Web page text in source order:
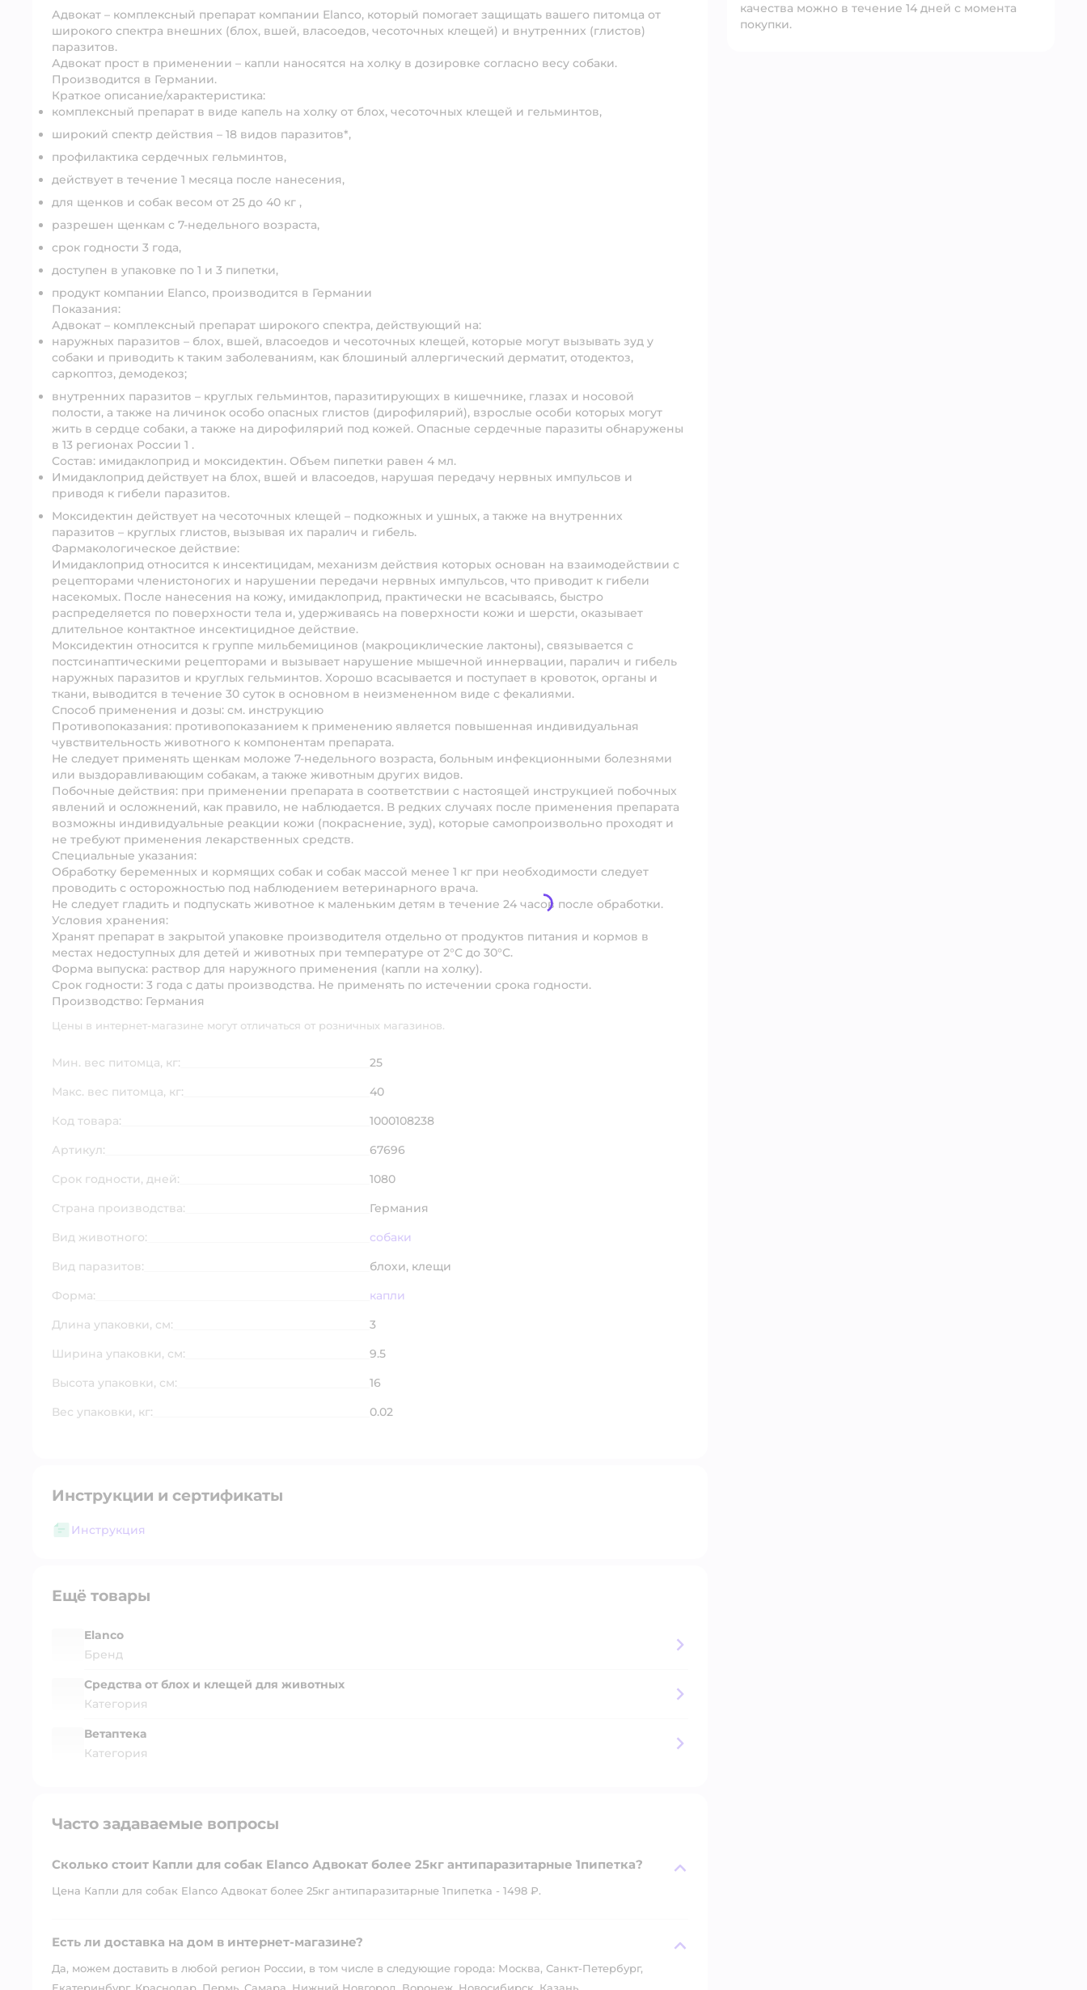
качества можно в течение 14 дней с момента
покупки.
Адвокат – комплексный препарат компании Elanco, который помогает защищать вашего питомца от
широкого спектра внешних (блох, вшей, власоедов, чесоточных клещей) и внутренних (глистов)
паразитов.
Адвокат прост в применении – капли наносятся на холку в дозировке согласно весу собаки.
Производится в Германии.
Краткое описание/характеристика:
комплексный препарат в виде капель на холку от блох, чесоточных клещей и гельминтов,
широкий спектр действия – 18 видов паразитов*,
профилактика сердечных гельминтов,
действует в течение 1 месяца после нанесения,
для щенков и собак весом от 25 до 40 кг ,
разрешен щенкам с 7-недельного возраста,
срок годности 3 года,
доступен в упаковке по 1 и 3 пипетки,
продукт компании Elanco, производится в Германии
Показания:
Адвокат – комплексный препарат широкого спектра, действующий на:
наружных паразитов – блох, вшей, власоедов и чесоточных клещей, которые могут вызывать зуд у
собаки и приводить к таким заболеваниям, как блошиный аллергический дерматит, отодектоз,
саркоптоз, демодекоз;
внутренних паразитов – круглых гельминтов, паразитирующих в кишечнике, глазах и носовой
полости, а также на личинок особо опасных глистов (дирофилярий), взрослые особи которых могут
жить в сердце собаки, а также на дирофилярий под кожей. Опасные сердечные паразиты обнаружены
в 13 регионах России 1 .
Состав: имидаклоприд и моксидектин. Объем пипетки равен 4 мл.
Имидаклоприд действует на блох, вшей и власоедов, нарушая передачу нервных импульсов и
приводя к гибели паразитов.
Моксидектин действует на чесоточных клещей – подкожных и ушных, а также на внутренних
паразитов – круглых глистов, вызывая их паралич и гибель.
Фармакологическое действие:
Имидаклоприд относится к инсектицидам, механизм действия которых основан на взаимодействии с
рецепторами членистоногих и нарушении передачи нервных импульсов, что приводит к гибели
насекомых. После нанесения на кожу, имидаклоприд, практически не всасываясь, быстро
распределяется по поверхности тела и, удерживаясь на поверхности кожи и шерсти, оказывает
длительное контактное инсектицидное действие.
Моксидектин относится к группе мильбемицинов (макроциклические лактоны), связывается с
постсинаптическими рецепторами и вызывает нарушение мышечной иннервации, паралич и гибель
наружных паразитов и круглых гельминтов. Хорошо всасывается и поступает в кровоток, органы и
ткани, выводится в течение 30 суток в основном в неизмененном виде с фекалиями.
Способ применения и дозы: см. инструкцию
Противопоказания: противопоказанием к применению является повышенная индивидуальная
чувствительность животного к компонентам препарата.
Не следует применять щенкам моложе 7-недельного возраста, больным инфекционными болезнями
или выздоравливающим собакам, а также животным других видов.
Побочные действия: при применении препарата в соответствии с настоящей инструкцией побочных
явлений и осложнений, как правило, не наблюдается. В редких случаях после применения препарата
возможны индивидуальные реакции кожи (покраснение, зуд), которые самопроизвольно проходят и
не требуют применения лекарственных средств.
Специальные указания:
Обработку беременных и кормящих собак и собак массой менее 1 кг при необходимости следует
проводить с осторожностью под наблюдением ветеринарного врача.
Не следует гладить и подпускать животное к маленьким детям в течение 24 часов после обработки.
Условия хранения:
Хранят препарат в закрытой упаковке производителя отдельно от продуктов питания и кормов в
местах недоступных для детей и животных при температуре от 2°С до 30°С.
Форма выпуска: раствор для наружного применения (капли на холку).
Срок годности: 3 года с даты производства. Не применять по истечении срока годности.
Производство: Германия
Цены в интернет-магазине могут отличаться от розничных магазинов.
Мин. вес питомца, кг:
25
Макс. вес питомца, кг:
40
Код товара:
1000108238
Артикул:
67696
Срок годности, дней:
1080
Страна производства:
Германия
Вид животного:
собаки
Вид паразитов:
блохи, клещи
Форма:
капли
Длина упаковки, см:
3
Ширина упаковки, см:
9.5
Высота упаковки, см:
16
Вес упаковки, кг:
0.02
Инструкции и сертификаты
Инструкция
Ещё товары
Elanco
Бренд
Средства от блох и клещей для животных
Категория
Ветаптека
Категория
Часто задаваемые вопросы
Сколько стоит Капли для собак Elanco Адвокат более 25кг антипаразитарные 1пипетка?
Цена Капли для собак Elanco Адвокат более 25кг антипаразитарные 1пипетка - 1498 ₽.
Есть ли доставка на дом в интернет-магазине?
Да, можем доставить в любой регион России, в том числе в следующие города: Москва, Санкт-Петербург,
Екатеринбург, Краснодар, Пермь, Самара, Нижний Новгород, Воронеж, Новосибирск, Казань.